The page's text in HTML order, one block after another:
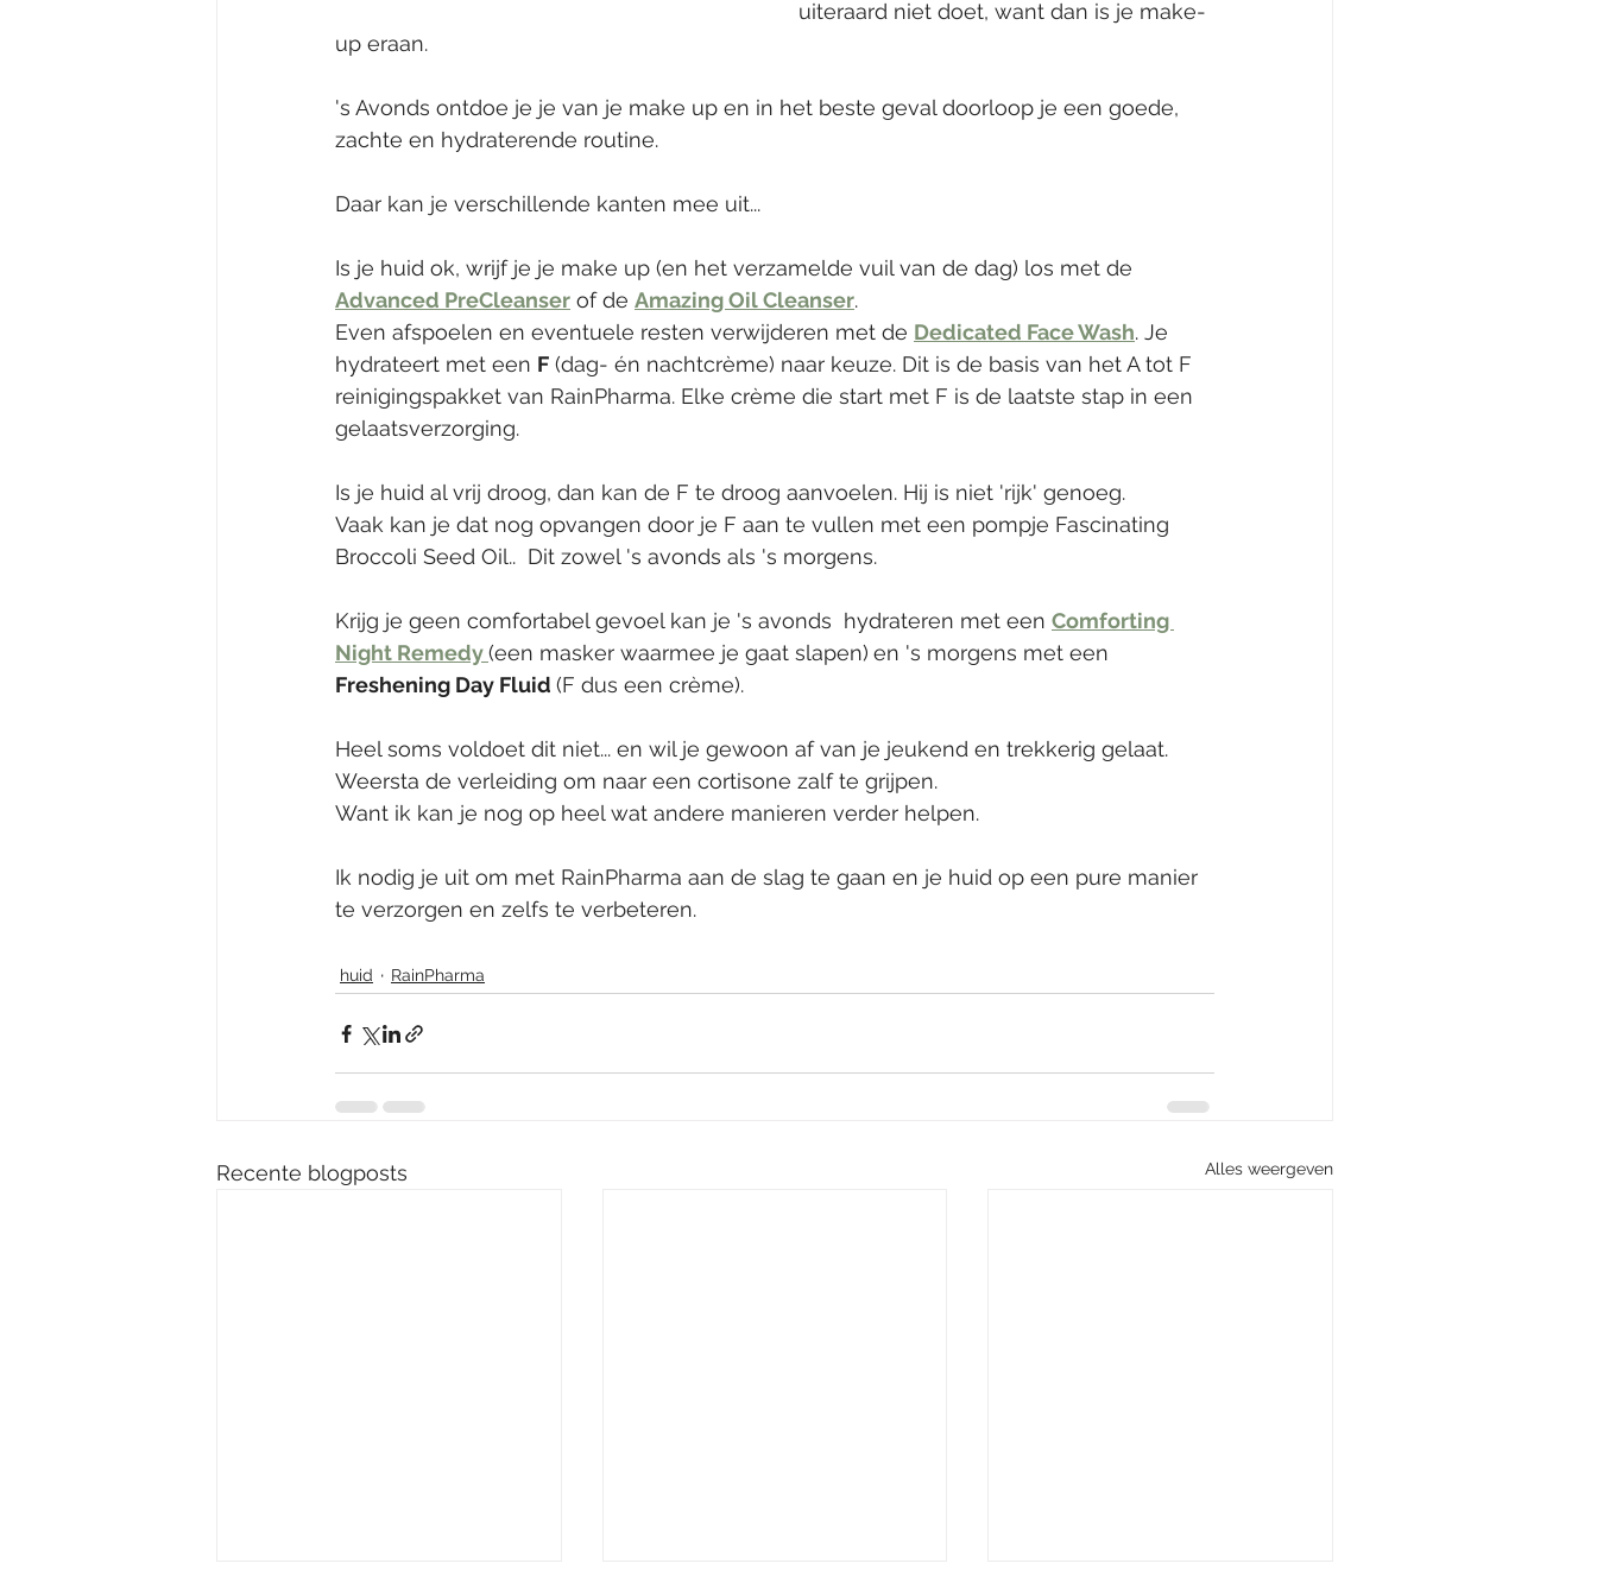
uiteraard niet doet, want dan is je make-
up eraan.
's Avonds ontdoe je je van je make up en in het beste geval doorloop je een goede,
zachte en hydraterende routine.
Daar kan je verschillende kanten mee uit...
Is je huid ok, wrijf je je make up (en het verzamelde vuil van de dag) los met de
Advanced PreCleanser of de Amazing Oil Cleanser.
Even afspoelen en eventuele resten verwijderen met de Dedicated Face Wash. Je
hydrateert met een F (dag- én nachtcrème) naar keuze. Dit is de basis van het A tot F
reinigingspakket van RainPharma. Elke crème die start met F is de laatste stap in een
gelaatsverzorging.
Is je huid al vrij droog, dan kan de F te droog aanvoelen. Hij is niet 'rijk' genoeg.
Vaak kan je dat nog opvangen door je F aan te vullen met een pompje Fascinating
Broccoli Seed Oil..  Dit zowel 's avonds als 's morgens.
Krijg je geen comfortabel gevoel kan je 's avonds  hydrateren met een Comforting
Night Remedy (een masker waarmee je gaat slapen) en 's morgens met een
Freshening Day Fluid (F dus een crème).
Heel soms voldoet dit niet... en wil je gewoon af van je jeukend en trekkerig gelaat.
Weersta de verleiding om naar een cortisone zalf te grijpen.
Want ik kan je nog op heel wat andere manieren verder helpen.
Ik nodig je uit om met RainPharma aan de slag te gaan en je huid op een pure manier
te verzorgen en zelfs te verbeteren.
huid RainPharma
Recente blogposts Alles weergeven